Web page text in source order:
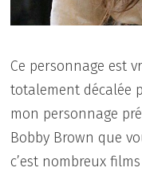
Ce personnage est
totalement décalée
mon personnage
Bobby Brown que
c’est nombreux